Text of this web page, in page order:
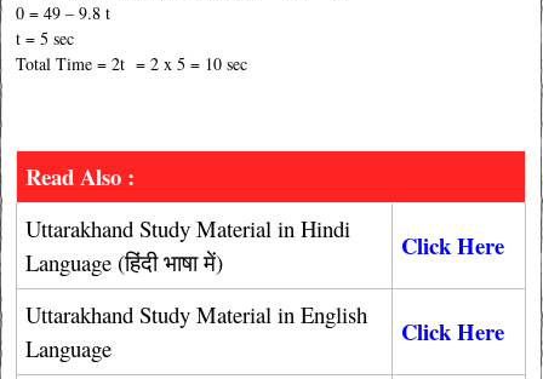
0 = 49 – 9.8 t
t = 5 sec
Total Time = 2t = 2 x 5 = 10 sec
Read Also :
Uttarakhand Study Material in Hindi
Language (हिंदी भाषा में)
Click Here
Uttarakhand Study Material in English
Language
Click Here